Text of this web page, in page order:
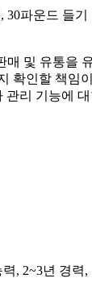
파운드 들기
매 및 유통을
확인할 책임
관리 기능에
, 2~3년 경력,